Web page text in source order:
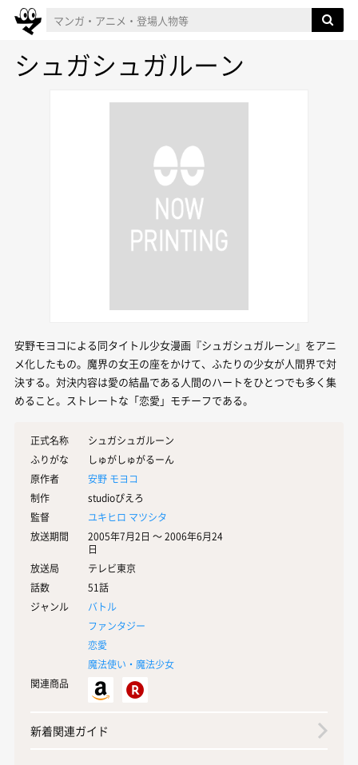
シュガシュガルーン
安野モヨコによる同タイトル少女漫画『シュガシュガルーン』をアニ
メ化したもの。魔界の女王の座をかけて、ふたりの少女が人間界で対
決する。対決内容は愛の結晶である人間のハートをひとつでも多く集
めること。ストレートな「恋愛」モチーフである。
正式名称
シュガシュガルーン
ふりがな
しゅがしゅがるーん
原作者
安野 モヨコ
制作
studioぴえろ
監督
ユキヒロ マツシタ
放送期間
2005年7月2日 〜 2006年6月24
日
放送局
テレビ東京
話数
51話
ジャンル
バトル
ファンタジー
恋愛
魔法使い・魔法少女
関連商品
新着関連ガイド